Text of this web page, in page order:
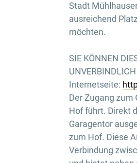
Stadt
ausreichend
möchten.
SIE KÖNNEN
Internetseite:
Der Zugang zum
Hof führt. Direkt
Garagentor
zum Hof. Diese
Verbindung